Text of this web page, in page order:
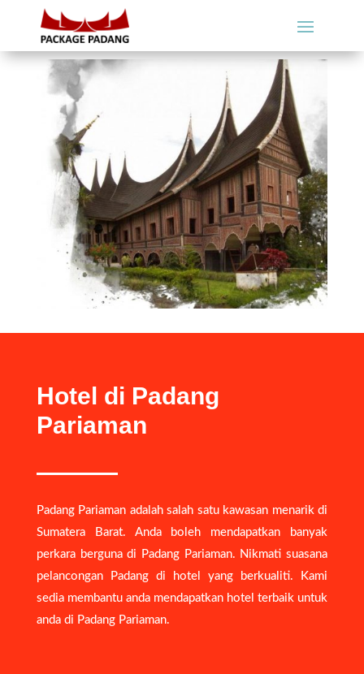
Hotel di Padang
Pariaman
Padang Pariaman adalah salah satu kawasan menarik di
Sumatera Barat. Anda boleh mendapatkan banyak
perkara berguna di Padang Pariaman. Nikmati suasana
pelancongan Padang di hotel yang berkualiti. Kami
sedia membantu anda mendapatkan hotel terbaik untuk
anda di Padang Pariaman.